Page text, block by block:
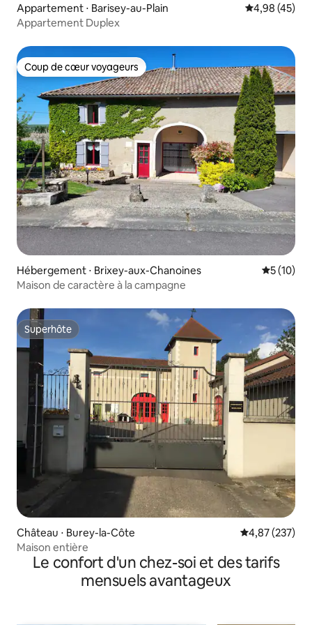
Appartement ⋅ Barisey-au-Plain Évaluation
4,98 (45)
Appartement Duplex
Coup de cœur voyageurs
Coup de cœur voyageurs
Hébergement ⋅ Brixey-aux-Chanoines
5 (10)
Maison de caractère à la campagne
Superhôte
Superhôte
Château ⋅ Burey-la-Côte Évaluation
4,87 (237)
Maison entière
Le confort d'un chez-soi et des tarifs
mensuels avantageux